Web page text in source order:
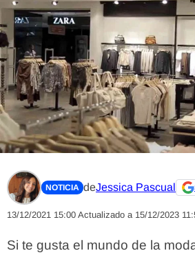
NOTICIA deJessica Pascual
13/12/2021 15:00 Actualizado a 15/12/2023
Si te gusta el mundo de la